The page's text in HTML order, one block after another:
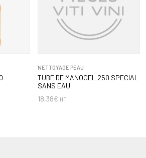
NETTOYAGE PEAU
TUBE DE MANOGEL 250 SPECIAL
SANS EAU
18,38€ HT